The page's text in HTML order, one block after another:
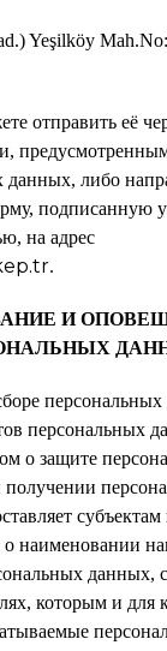
Yeşilköy
отправить её
данных, либо
подписанную
на адрес
.
И
персональных
о защите
получении
наименовании
данных,
которым и для